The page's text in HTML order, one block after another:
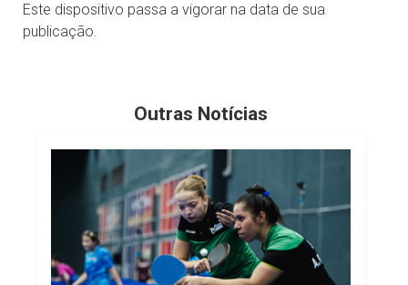
Este dispositivo passa a vigorar na data de sua
publicação.
Outras Notícias